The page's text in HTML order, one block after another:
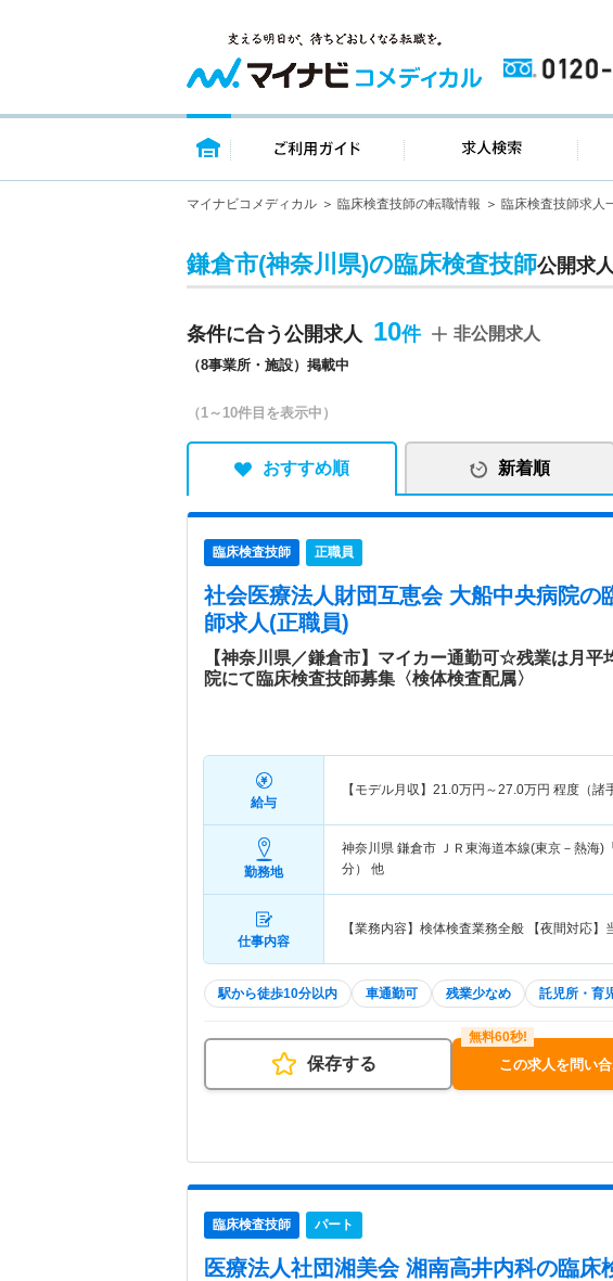
トップページ ご利用ガイド 求人
マイナビコメディカル 臨床検査技師の転職情報 臨床検査技師求人
鎌倉市(神奈川県)の臨床検査技師公開求
条件に合う公開求人 10
（8事業所・施設）掲載中
非公開求人
（1～10件目を表示中）
おすすめ順 新着順
臨床検査技師 正職員
社会医療法人財団互恵会 大船中央病院の
師求人(正職員)
【神奈川県／鎌倉市】マイカー通勤可☆残業は月平
院にて臨床検査技師募集〈検体検査配属〉
給与
【モデル月収】 21.0万円～27.0万円 程度（諸
勤務地
神奈川県 鎌倉市 ＪＲ東海道本線(東京－熱海
分） 他
仕事内容
【業務内容】検体検査業務全般 【夜間対応
駅から徒歩10分以内 車通勤可 残業少なめ 託児所・育
保存する この求人を問い
臨床検査技師 パート
医療法人社団湘美会 湘南高井内科の臨床